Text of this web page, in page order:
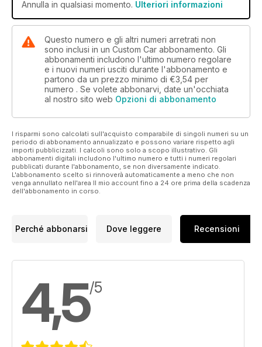
pastures, and paint booths of the rodding world.
Annulla in qualsiasi momento. Ulteriori informazioni
Questo numero e gli altri numeri arretrati non
sono inclusi in un Custom Car abbonamento. Gli
abbonamenti includono l'ultimo numero regolare
e i nuovi numeri usciti durante l'abbonamento e
partono da un prezzo minimo di €3,54 per
numero . Se volete abbonarvi, date un'occhiata
al nostro sito web Opzioni di abbonamento
I risparmi sono calcolati sull'acquisto comparabile di singoli numeri su un
periodo di abbonamento annualizzato e possono variare rispetto agli
importi pubblicizzati. I calcoli sono solo a scopo illustrativo. Gli
abbonamenti digitali includono l'ultimo numero e tutti i numeri regolari
pubblicati durante l'abbonamento, se non diversamente indicato.
L'abbonamento scelto si rinnoverà automaticamente a meno che non
venga annullato nell'area Il mio account fino a 24 ore prima della scadenza
dell'abbonamento in corso.
Perché abbonarsi Dove leggere Recensioni
4,5/5